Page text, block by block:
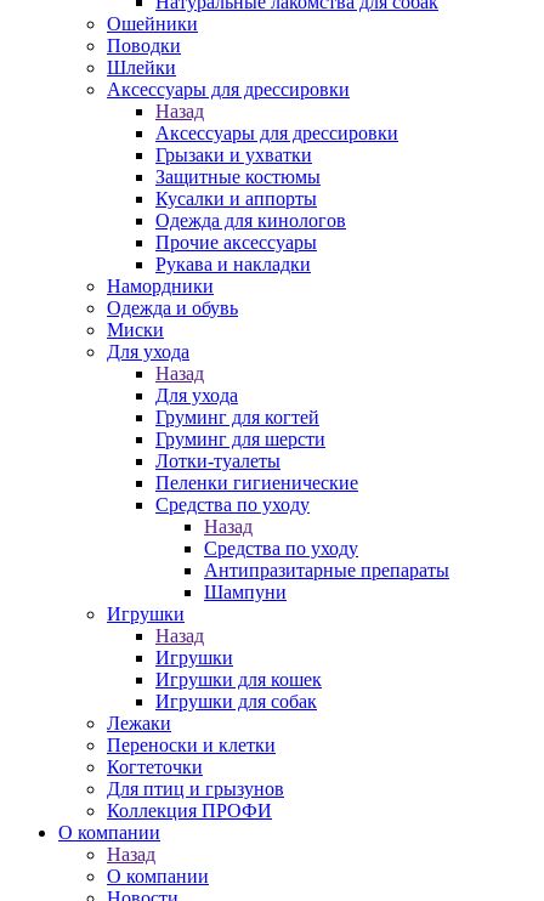
Ошейники
Поводки
Шлейки
Аксессуары для дрессировки
Назад
Аксессуары для дрессировки
Грызаки и ухватки
Защитные костюмы
Кусалки и аппорты
Одежда для кинологов
Прочие аксессуары
Рукава и накладки
Намордники
Одежда и обувь
Миски
Для ухода
Назад
Для ухода
Груминг для когтей
Груминг для шерсти
Лотки-туалеты
Пеленки гигиенические
Средства по уходу
Назад
Средства по уходу
Антипразитарные препараты
Шампуни
Игрушки
Назад
Игрушки
Игрушки для кошек
Игрушки для собак
Лежаки
Переноски и клетки
Когтеточки
Для птиц и грызунов
Коллекция ПРОФИ
О компании
Назад
О компании